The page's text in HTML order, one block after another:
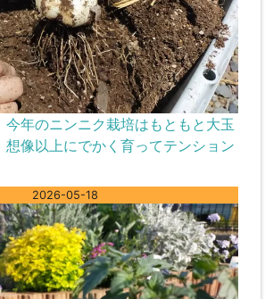
今年のニンニク栽培はもともと大玉
想像以上にでかく育ってテンション
2026-05-18